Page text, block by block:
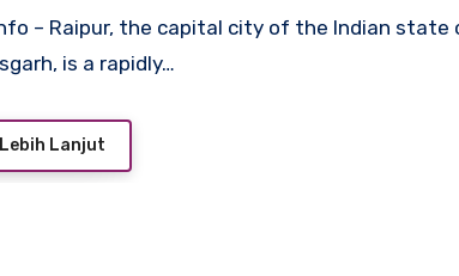
is a rapidly…
Lanjut